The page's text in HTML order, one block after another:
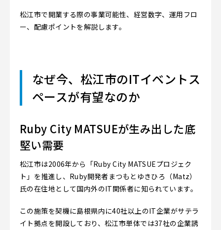
松江市で開業する際の事業可能性、経営数字、運用フロ
ー、配慮ポイントを解説します。
なぜ今、松江市のITイベントス
ペースが有望なのか
Ruby City MATSUEが生み出した底
堅い需要
松江市は2006年から「Ruby City MATSUEプロジェク
ト」を推進し、Ruby開発者まつもとゆきひろ（Matz）
氏の在住地として国内外のIT関係者に知られています。
この施策を契機に島根県内に40社以上のIT企業がサテラ
イト拠点を開設しており、松江市単体では37社の企業誘